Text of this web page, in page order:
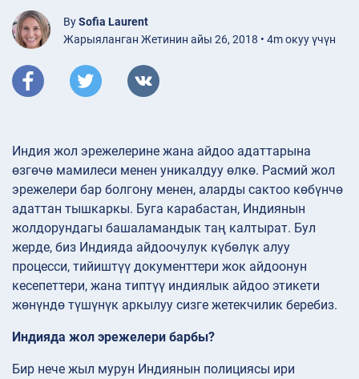
BySofia Laurent
Жарыяланган Жетинин айы 26, 2018 • 4m окуу үчүн
Индия жол эрежелерине жана айдоо адаттарына
өзгөчө мамилеси менен уникалдуу өлкө. Расмий жол
эрежелери бар болгону менен, аларды сактоо көбүнчө
адаттан тышкаркы. Буга карабастан, Индиянын
жолдорундагы башаламандык таң калтырат. Бул
жерде, биз Индияда айдоочулук күбөлүк алуу
процесси, тийиштүү документтери жок айдоонун
кесепеттери, жана типтүү индиялык айдоо этикети
жөнүндө түшүнүк аркылуу сизге жетекчилик беребиз.
Индияда жол эрежелери барбы?
Бир нече жыл мурун Индиянын полициясы ири